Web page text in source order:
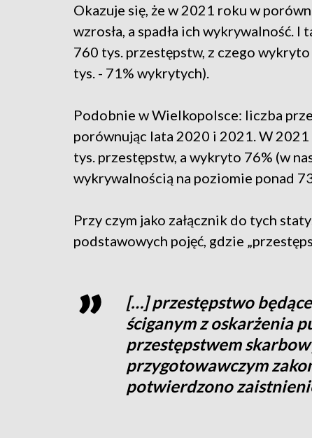
Okazuje się, że w 2021 roku w
wzrosła, a spadła ich wykrywalność.
760 tys. przestępstw, z czego
tys. - 71% wykrytych).
Podobnie w Wielkopolsce: liczba
porównując lata 2020 i 2021. W
tys. przestępstw, a wykryto 76% (w
wykrywalnością na poziomie ponad
Przy czym jako załącznik do tych
podstawowych pojęć, gdzie
[…] przestępstwo
ściganym z oskarżenia
przestępstwem
przygotowawczym
potwierdzono